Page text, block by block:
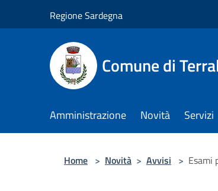
Regione Sardegna
Comune di
Amministrazione Novità Servizi
Home > Novità > Avvisi > Esami